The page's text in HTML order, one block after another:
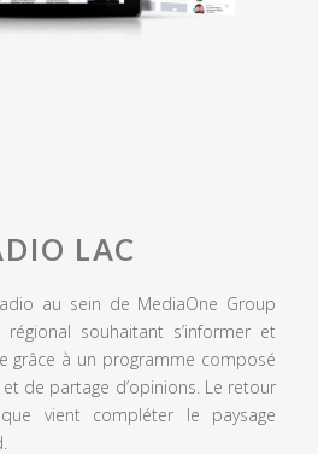
LAC
au sein de MediaOne Group
souhaitant s’informer et
grâce à un programme composé
de partage d’opinions. Le retour
vient compléter le paysage